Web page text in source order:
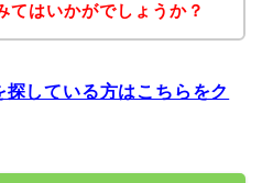
てはいかがでしょうか？
している方はこちらをク